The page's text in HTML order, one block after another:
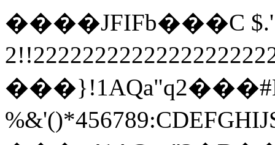
����JFIFb���C $.'